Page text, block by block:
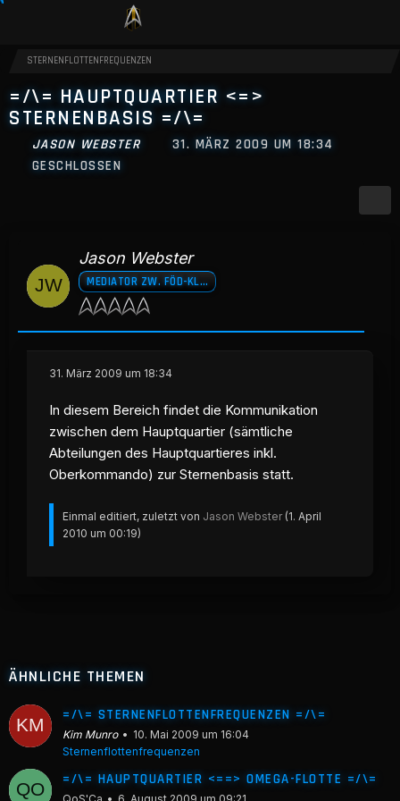
STERNENFLOTTENFREQUENZEN
=/\= HAUPTQUARTIER <=>
STERNENBASIS =/\=
JASON WEBSTER
31. MÄRZ 2009 UM 18:34
GESCHLOSSEN
Jason Webster
MEDIATOR ZW. FÖD-KLING. BÜNDNIS
31. März 2009 um 18:34
In diesem Bereich findet die Kommunikation
zwischen dem Hauptquartier (sämtliche
Abteilungen des Hauptquartieres inkl.
Oberkommando) zur Sternenbasis statt.
Einmal editiert, zuletzt von Jason Webster(1. April
2010 um 00:19)
ÄHNLICHE THEMEN
=/\= STERNENFLOTTENFREQUENZEN =/\=
Kim Munro
10. Mai 2009 um 16:04
Sternenflottenfrequenzen
=/\= HAUPTQUARTIER <==> OMEGA-FLOTTE =/\=